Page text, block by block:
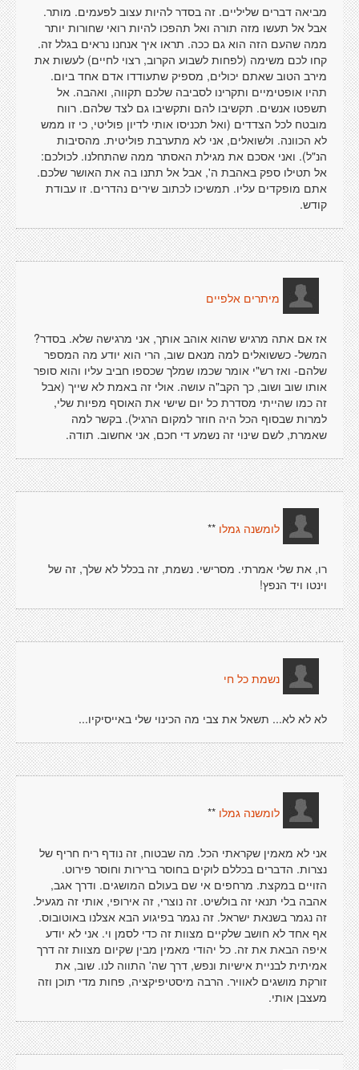
מביאה דברים שליליים. זה בסדר להיות עצוב לפעמים. מותר.
אבל אל תעשו מזה תורה ואל תהפכו להיות רואי שחורות יותר
ממה שהעם הזה הוא גם ככה. תראו איך אנחנו נראים בגלל זה.
קחו לכם משימה (לפחות לשבוע הקרוב, רצוי לחיים) לעשות את
מירב הטוב שאתם יכולים, מספיק שתעודדו אדם אחד ביום.
תהיו אופטימיים ותקרינו לסביבה שלכם תקווה, ואהבה. אל
תשפטו אנשים. תקשיבו להם ותקשיבו גם לצד שלהם. רווח
מובטח לכל הצדדים (ואל תכניסו אותי לדיון פוליטי, כי זו ממש
לא הכוונה. ולשואלים, אני לא מתערבת פוליטית. מהסיבות
הנ"ל). ואני אסכם את מגילת האסתר ממה שהתחלנו. לכולכם:
אל תטילו ספק באהבת ה', אבל אל תתנו בה את האושר שלכם.
אתם מופקדים עליו. תמשיכו לכתוב שירים נהדרים. זו עבודת
קודש.
מיתרים אלפיים
אז אם אתה מרגיש שהוא אוהב אותך, אני מרגישה שלא. בסדר?
המשל- כששואלים למה מנאם שוב, הרי הוא יודע מה המספר
שלהם- ואז רש"י אומר שכמו שמלך שכספו חביב עליו והוא סופר
אותו שוב ושוב, כך הקב"ה עושה. אולי זה באמת לא שייך (אבל
זה כמו שהייתי מסדרת כל יום שישי את האוסף מפיות שלי,
למרות שבסוף הכל היה חוזר למקום הרגיל). בקשר למה
שאמרת, לשם שינוי זה נשמע די חכם, אני אחשוב. תודה.
לומשנה גמלו **
רו, את שלי אמרתי. מסרישי. נשמת, זה בכלל לא שלך, זה של
וינטו ויד הנפץ!
נשמת כל חי
לא לא לא... תשאל את צבי מה הכינוי שלי באייסיקיו...
לומשנה גמלו **
אני לא מאמין שקראתי הכל. מה שבטוח, זה נודף ריח חריף של
נצרות. הדברים בכללם לוקים בחוסר ברירות וחוסר פירוט.
הזויים במקצת. מרחפים אי שם בעולם המושגים. ודרך אגב,
אהבה בלי תנאי זה בולשיט. זה נוצרי, זה אירופי, אותי זה מגעיל.
זה נגמר בשנאת ישראל. זה נגמר בפיגוע הבא אצלנו באוטובוס.
אף אחד לא חושב שלקיים מצוות זה כדי לסמן וי. אני לא יודע
איפה הבאת את זה. כל יהודי מאמין מבין שקיום מצוות זה דרך
אמיתית לבניית אישיות ונפש, דרך שה' התווה לנו. שוב, את
זורקת מושגים לאוויר. הרבה מיסטיפיקציה, פחות מדי תוכן וזה
מעצבן אותי.